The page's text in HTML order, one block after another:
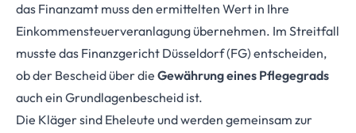
das Finanzamt muss den ermittelten Wert in Ihre
Einkommensteuerveranlagung überneh­men. Im Streitfall
musste das Finanzgericht Düsseldorf (FG) entscheiden,
ob der Bescheid über die Gewährung eines Pflegegrads
auch ein Grundlagenbescheid ist.
Die Kläger sind Eheleute und werden gemeinsam zur